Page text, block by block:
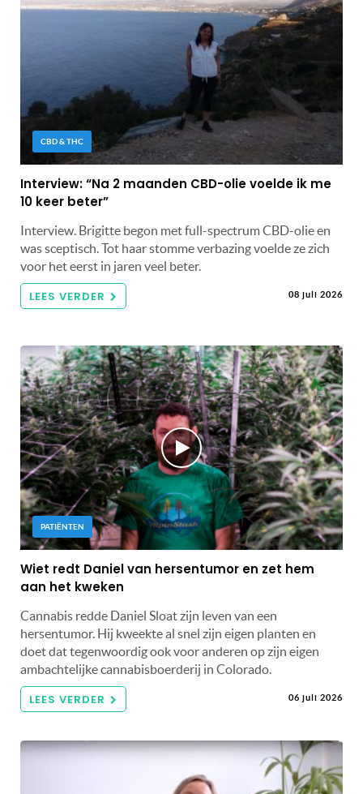
CBD & THC
Interview: “Na 2 maanden CBD-olie voelde ik me
10 keer beter”
Interview. Brigitte begon met full-spectrum CBD-olie en
was sceptisch. Tot haar stomme verbazing voelde ze zich
voor het eerst in jaren veel beter.
LEES VERDER 08 juli 2026
PATIËNTEN
Wiet redt Daniel van hersentumor en zet hem
aan het kweken
Cannabis redde Daniel Sloat zijn leven van een
hersentumor. Hij kweekte al snel zijn eigen planten en
doet dat tegenwoordig ook voor anderen op zijn eigen
ambachtelijke cannabisboerderij in Colorado.
LEES VERDER 06 juli 2026